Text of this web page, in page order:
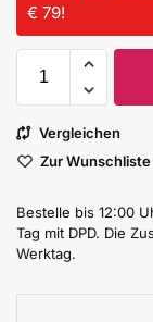
€ 79!
Vergleichen
Zur
Bestelle bis 12:00
Tag mit DPD. Die
Werktag.